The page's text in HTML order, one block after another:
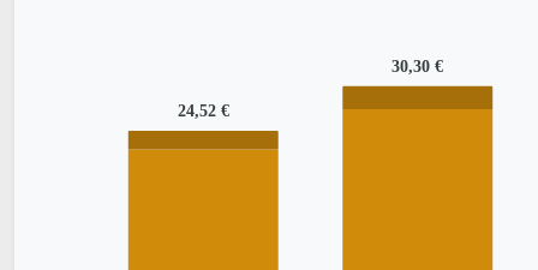
24,52 €
30,30 €